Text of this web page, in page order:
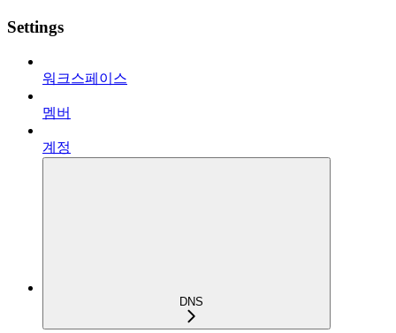
Settings
워크스페이스
멤버
계정
DNS